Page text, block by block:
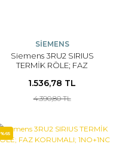
SİEMENS
Siemens 3RU2 SIRIUS
TERMİK RÖLE; FAZ
YARDIMCI KONTAKLI 0.9-
1;25A; BOY S00( RAYA
MONTAJLI )
1.536,78 TL
4.390,80 TL
%65